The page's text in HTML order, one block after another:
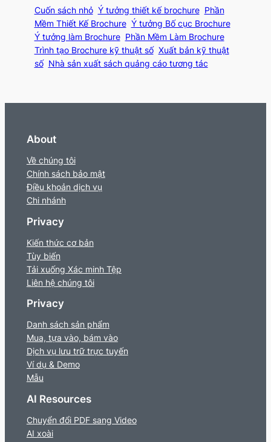
Cuốn sách nhỏ Ý tưởng thiết kế brochure Phần
Mềm Thiết Kế Brochure Ý tưởng Bố cục Brochure
Ý tưởng làm Brochure Phần Mềm Làm Brochure
Trình tạo Brochure kỹ thuật số Xuất bản kỹ thuật
số Nhà sản xuất sách quảng cáo tương tác
About
Về chúng tôi
Chính sách bảo mật
Điều khoản dịch vụ
Chi nhánh
Privacy
Kiến thức cơ bản
Tùy biến
Tải xuống Xác minh Tệp
Liên hệ chúng tôi
Privacy
Danh sách sản phẩm
Mua, tựa vào, bám vào
Dịch vụ lưu trữ trực tuyến
Ví dụ & Demo
Mẫu
AI Resources
Chuyển đổi PDF sang Video
AI xoài